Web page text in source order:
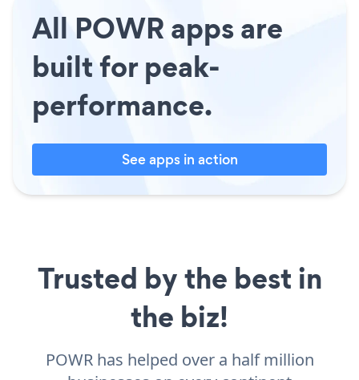
All POWR apps are
built for peak-
performance.
See apps in action
Trusted by the best in
the biz!
POWR has helped over a half million